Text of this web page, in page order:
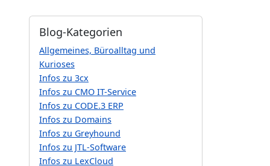
Blog-Kategorien
Allgemeines, Büroalltag und
Kurioses
Infos zu 3cx
Infos zu CMO IT-Service
Infos zu CODE.3 ERP
Infos zu Domains
Infos zu Greyhound
Infos zu JTL-Software
Infos zu LexCloud